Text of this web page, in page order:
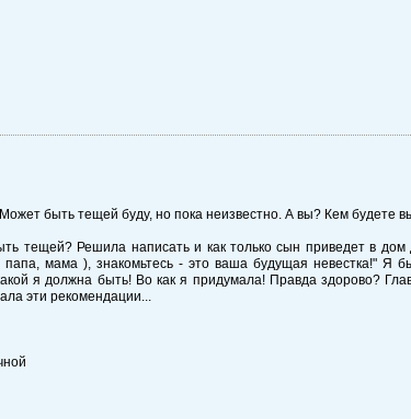
быть тещей буду, но пока неизвестно. А вы? Кем будете
тещей? Решила написать и как только сын приведет в дом
мама ), знакомьтесь - это ваша будущая невестка!" Я
я должна быть! Во как я придумала! Правда здорово?
эти рекомендации...